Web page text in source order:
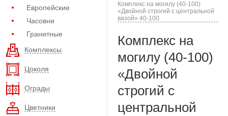
Европейские
Часовни
Гранитные
Комплексы
Цоколя
Ограды
Цветники
Комплекс на могилу (40-100)
«Двойной строгий с центральной
вазой» 40-100
Комплекс на
могилу (40-100)
«Двойной
строгий с
центральной